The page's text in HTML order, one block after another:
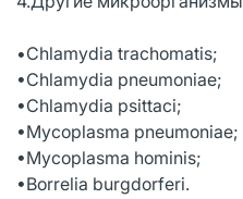
•Chlamydia trachomatis;
•Chlamydia pneumoniae;
•Chlamydia psittaci;
•Mycoplasma pneumoniae;
•Mycoplasma hominis;
•Borrelia burgdorferi.